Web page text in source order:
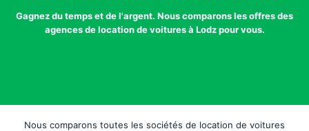
Gagnez du temps et de l'argent. Nous comparons les offres des
agences de location de voitures à Lodz pour vous.
Nous comparons toutes les sociétés de location de voitures